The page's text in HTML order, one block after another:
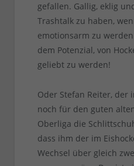
gefallen. Gallig, eklig
Trashtalk zu haben,
emotionsarm zu
dem Potenzial, von
geliebt zu werden!
Oder Stefan Reiter, der
noch für den guten
Oberliga die
dass ihm der im
Wechsel über gleich